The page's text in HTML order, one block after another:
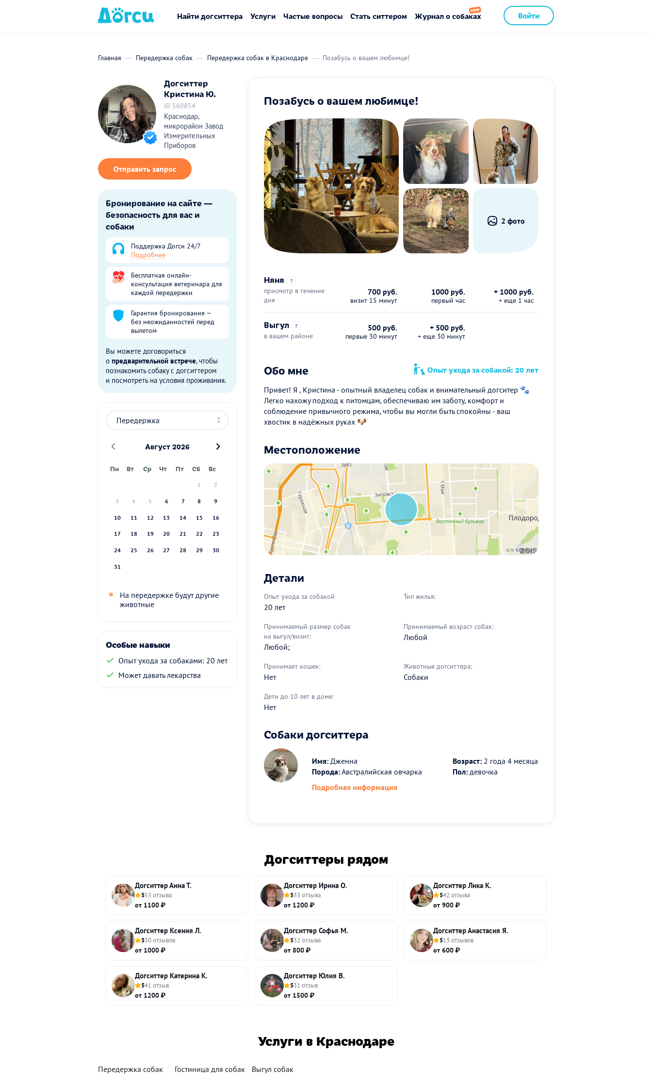
Войти
Найти догситтера Услуги Частые вопросы Стать ситтером Журнал о собаках
Главная Передержка собак Передержка собак в Краснодаре Позабусь о вашем любимце!
Догситтер
Кристина Ю.
ID 560854
Краснодар,
микрорайон Завод
Измерительных
Приборов
Отправить запрос
Бронирование на сайте —
безопасность для вас и
собаки
Поддержка Догси 24/7
Подробнее
Бесплатная онлайн-
консультация ветеринара для
каждой передержки
Гарантия бронирования —
без неожиданностей перед
вылетом
Вы можете договориться
о предварительной встрече, чтобы
познакомить собаку с догситтером
и посмотреть на условия проживания.
Август 2026
Пн Вт Ср Чт Пт Сб Вс
1 2
3 4 5 6 7 8 9
10 11 12 13 14 15 16
17 18 19 20 21 22 23
24 25 26 27 28 29 30
31
На передержке будут другие
животные
Особые навыки
Опыт ухода за собаками: 20 лет
Может давать лекарства
Позабусь о вашем любимце!
2 фото
Няня ?
присмотр в течение
дня
700 руб.
визит 15 минут
1000 руб.
первый час
+ 1000 руб.
+ еще 1 час
Выгул ?
в вашем районе
500 руб.
первые 30 минут
+ 500 руб.
+ еще 30 минут
Обо мне Опыт ухода за собакой: 20 лет
Привет! Я , Кристина - опытный владелец собак и внимательный догситер 🐾
Легко нахожу подход к питомцам, обеспечиваю им заботу, комфорт и
соблюдение привычного режима, чтобы вы могли быть спокойны - ваш
хвостик в надёжных руках 🐶
Местоположение
Детали
Опыт ухода за собакой
20 лет
Тип жилья:
Принимаемый размер собак
на выгул/визит:
Любой;
Принимаемый возраст собак:
Любой
Принимает кошек:
Нет
Животные догситтера:
Собаки
Дети до 10 лет в доме:
Нет
Собаки догситтера
Имя: Дженна
Порода:Австралийская овчарка
Возраст: 2 года 4 месяца
Пол: девочка
Подробная информация
Догситтеры рядом
Догситтер Анна Т.
553 отзыва
от 1100 ₽
Догситтер Ирина О.
533 отзыва
от 1200 ₽
Догситтер Лика К.
542 отзыва
от 900 ₽
Догситтер Ксения Л.
530 отзывов
от 1000 ₽
Догситтер Софья М.
532 отзыва
от 800 ₽
Догситтер Анастасия Я.
513 отзывов
от 600 ₽
Догситтер Катерина К.
541 отзыв
от 1200 ₽
Догситтер Юлия В.
531 отзыв
от 1500 ₽
Услуги в Краснодаре
Передержка собак Гостиница для собак Выгул собак